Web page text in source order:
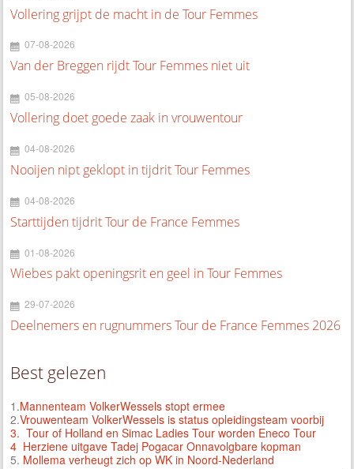
Vollering grijpt de macht in de Tour Femmes
07-08-2026
Van der Breggen rijdt Tour Femmes niet uit
05-08-2026
Vollering doet goede zaak in vrouwentour
04-08-2026
Nooijen nipt geklopt in tijdrit Tour Femmes
04-08-2026
Starttijden tijdrit Tour de France Femmes
01-08-2026
Wiebes pakt openingsrit en geel in Tour Femmes
29-07-2026
Deelnemers en rugnummers Tour de France Femmes 2026
Best gelezen
1.Mannenteam VolkerWessels stopt ermee
2.Vrouwenteam VolkerWessels is status opleidingsteam voorbij
3. Tour of Holland en Simac Ladies Tour worden Eneco Tour
4 Herziene uitgave Tadej Pogacar Onnavolgbare kopman
5. Mollema verheugt zich op WK in Noord-Nederland